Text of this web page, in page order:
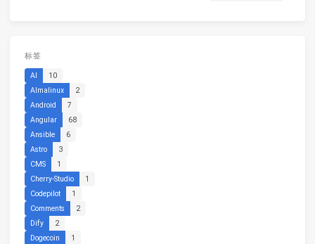
标签
AI
10
Almalinux
2
Android
7
Angular
68
Ansible
6
Astro
3
CMS
1
Cherry-Studio
1
Codepilot
1
Comments
2
Dify
2
Dogecoin
1